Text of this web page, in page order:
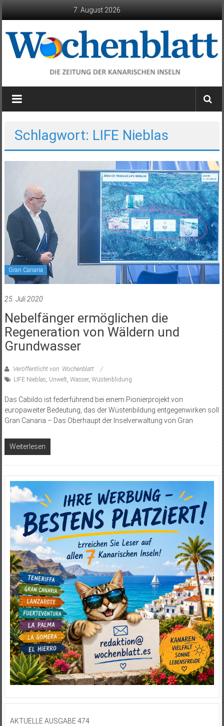
7. August 2026
Wochenblatt
die
Kanarischen
Inseln
Schlagwort: LIFE Nieblas
Gran Canaria
25. Juli 2020
Nebelfänger ermöglichen die
Regeneration von Wäldern und
Grundwasser
Veröffentlicht von: Wochenblatt
LIFE Nieblas Unwelt Wasser, Wüstenblidung
Das Cabildo ist federführend bei einem Pionierprojekt von
europaweiter Bedeutung, das der Wüstenbildung entgegenwirken soll
Gran Canaria – Das Oberhaupt der Inselverwaltung von Gran
Weiterlesen
AKTUELLE AUSGABE 474